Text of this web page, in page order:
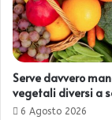
Serve davvero
vegetali diversi a
6 Agosto 2026